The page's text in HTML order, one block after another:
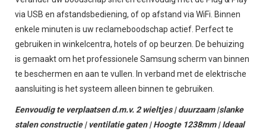
via USB en afstandsbediening, of op afstand via WiFi. Binnen
enkele minuten is uw reclameboodschap actief. Perfect te
gebruiken in winkelcentra, hotels of op beurzen. De behuizing
is gemaakt om het professionele Samsung scherm van binnen
te beschermen en aan te vullen. In verband met de elektrische
aansluiting is het systeem alleen binnen te gebruiken.
Eenvoudig te verplaatsen d.m.v. 2 wieltjes | duurzaam |slanke
stalen constructie | ventilatie gaten | Hoogte 1238mm | Ideaal